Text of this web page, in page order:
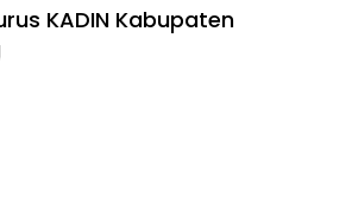
KADIN Kabupaten